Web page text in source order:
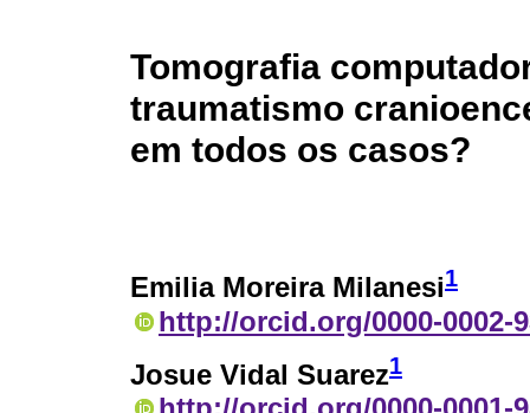
Tomografia
traumatismo
em todos os casos?
Emilia Moreira Milanesi1
http://orcid.org/0000-0002-
Josue Vidal Suarez1